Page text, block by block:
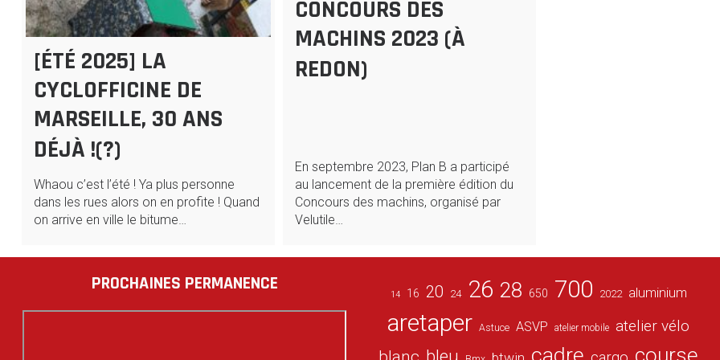
[ÉTÉ 2025] LA
CYCLOFFICINE DE
MARSEILLE, 30 ANS
DÉJÀ !(?)
Whaou c’est l’été ! Ya plus personne
dans les rues alors on en profite ! Quand
on arrive en ville le bitume…
CONCOURS DES
MACHINS 2023 (À
REDON)
En septembre 2023, Plan B a participé
au lancement de la première édition du
Concours des machins, organisé par
Velutile…
PROCHAINES PERMANENCE 14 16 20 24 26 28 650 700 2022 aluminium
aretaper Astuce ASVP atelier mobile atelier vélo
bleu cadre course